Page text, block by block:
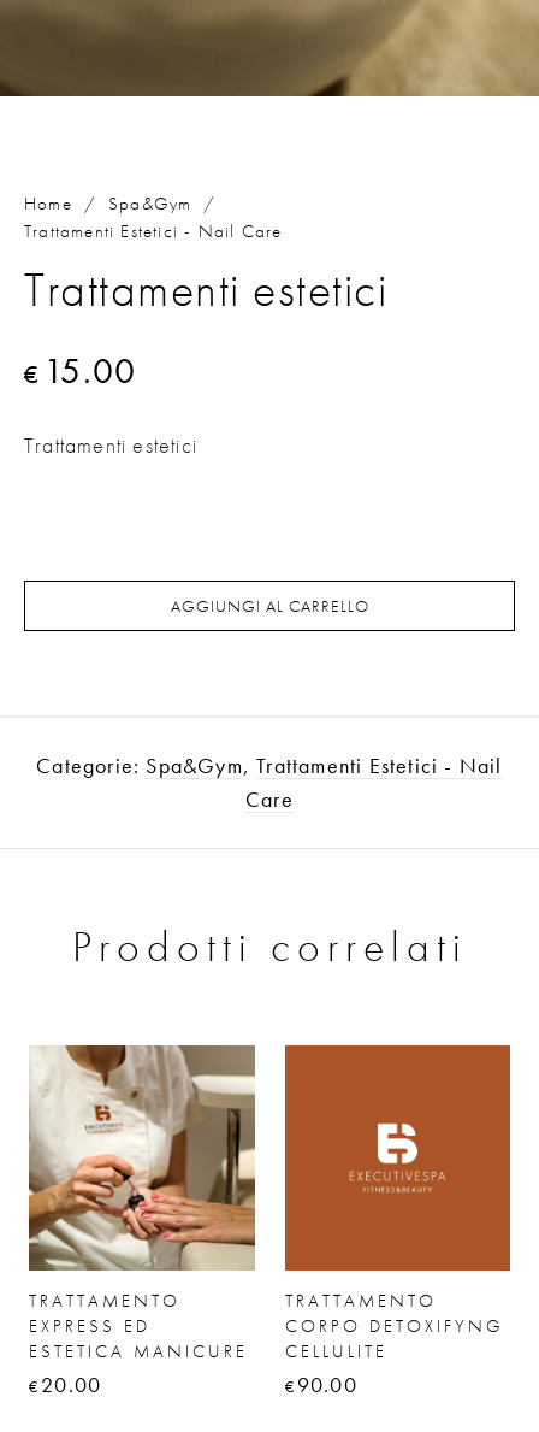
Home / Spa&Gym
/
Trattamenti Estetici - Nail Care
Trattamenti estetici
€ 15.00
Trattamenti estetici
AGGIUNGI AL CARRELLO
Categorie: Spa&Gym,Trattamenti Estetici - Nail
Care
Prodotti correlati
TRATTAMENTO
EXPRESS ED
ESTETICA MANICURE
€ 20.00
TRATTAMENTO
CORPO DETOXIFYNG
CELLULITE
€ 90.00